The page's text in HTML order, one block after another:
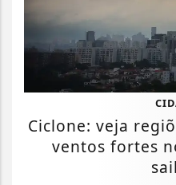
Ciclone: veja
ventos fortes